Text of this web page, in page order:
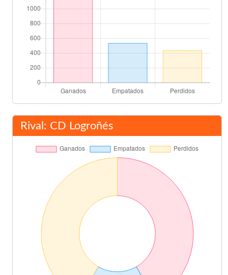
69'
Juan Antonio Pizzi
Final del partido
Rival: CD Logroñés